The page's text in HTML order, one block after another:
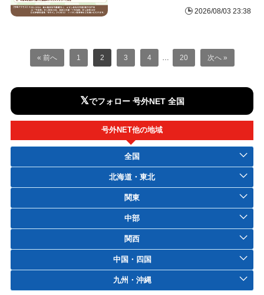
2026/08/03 23:38
« 前へ 1 2 3 4 … 20 次へ »
𝕏でフォロー 号外NET 全国
号外NET他の地域
全国
北海道・東北
関東
中部
関西
中国・四国
九州・沖縄